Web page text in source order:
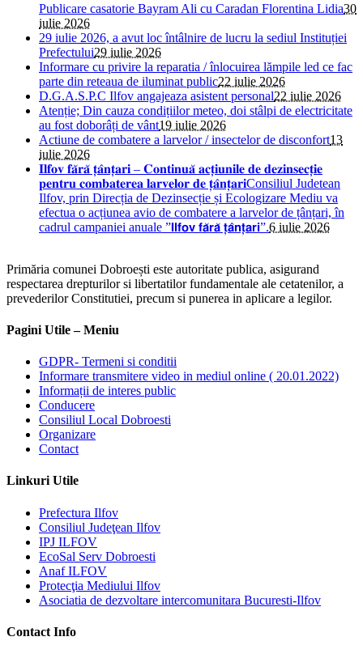
Publicare casatorie Bayram Ali cu Caradan Florentina Lidia30
iulie 2026
29 iulie 2026, a avut loc întâlnire de lucru la sediul Instituției
Prefectului29 iulie 2026
Informare cu privire la reparatia / înlocuirea lămpile led ce fac
parte din reteaua de iluminat public22 iulie 2026
D.G.A.S.P.C Ilfov angajeaza asistent personal22 iulie 2026
Atenție; Din cauza condițiilor meteo, doi stâlpi de electricitate
au fost doborâți de vânt19 iulie 2026
Actiune de combatere a larvelor / insectelor de disconfort13
iulie 2026
𝐈𝐥𝐟𝐨𝐯 𝐟𝐚̆𝐫𝐚̆ 𝐭̦𝐚̂𝐧𝐭̦𝐚𝐫𝐢 – 𝐂𝐨𝐧𝐭𝐢𝐧𝐮𝐚̆ 𝐚𝐜𝐭̦𝐢𝐮𝐧𝐢𝐥𝐞 𝐝𝐞 𝐝𝐞𝐳𝐢𝐧𝐬𝐞𝐜𝐭̦𝐢𝐞
𝐩𝐞𝐧𝐭𝐫𝐮 𝐜𝐨𝐦𝐛𝐚𝐭𝐞𝐫𝐞𝐚 𝐥𝐚𝐫𝐯𝐞𝐥𝐨𝐫 𝐝𝐞 𝐭̦𝐚̂𝐧𝐭̦𝐚𝐫𝐢Consiliul Judetean
Ilfov, prin Direcția de Dezinsecție și Ecologizare Mediu va
efectua o acțiunea avio de combatere a larvelor de țânțari, în
cadrul campaniei anuale ”𝗜𝗹𝗳𝗼𝘃 𝗳𝗮̆𝗿𝗮̆ 𝘁̦𝗮̂𝗻𝘁̦𝗮𝗿𝗶”.6 iulie 2026
Primăria comunei Dobroești este autoritate publica, asigurand
respectarea drepturilor si libertatilor fundamentale ale cetatenilor, a
prevederilor Constitutiei, precum si punerea in aplicare a legilor.
Pagini Utile – Meniu
GDPR- Termeni si conditii
Informare transmitere video in mediul online ( 20.01.2022)
Informații de interes public
Conducere
Consiliul Local Dobroesti
Organizare
Contact
Linkuri Utile
Prefectura Ilfov
Consiliul Judeţean Ilfov
IPJ ILFOV
EcoSal Serv Dobroesti
Anaf ILFOV
Protecţia Mediului Ilfov
Asociatia de dezvoltare intercomunitara Bucuresti-Ilfov
Contact Info